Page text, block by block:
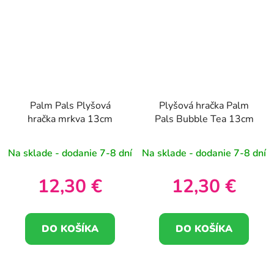
Palm Pals Plyšová
hračka mrkva 13cm
Na sklade - dodanie 7-8 dní
12,30 €
DO KOŠÍKA
Plyšová hračka Palm
Pals Bubble Tea 13cm
Na sklade - dodanie 7-8 dní
12,30 €
DO KOŠÍKA